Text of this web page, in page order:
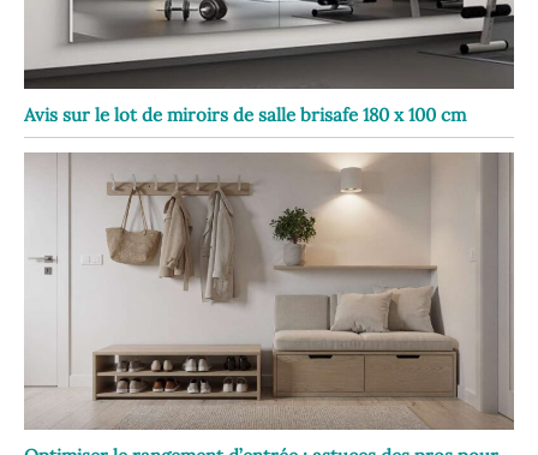
Avis sur le lot de miroirs de salle brisafe 180 x 100 cm